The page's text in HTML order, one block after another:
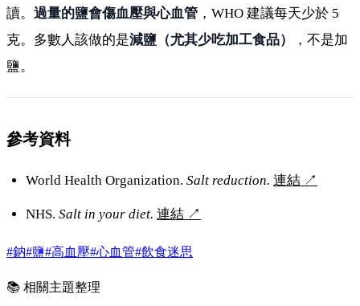
讀。 過量的鹽會傷血壓與心血管 ，WHO 建議每天少於 5
克。多數人該做的是減鹽（尤其少吃加工食品）
，不是加
鹽。
參考資料
World Health Organization.Salt reduction. 連結 ↗
NHS.Salt in your diet. 連結 ↗
#鈉#鹽#高血壓#心血管#飲食迷思
📚 相關主題整理